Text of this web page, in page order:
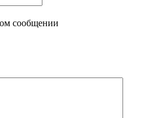
сообщении